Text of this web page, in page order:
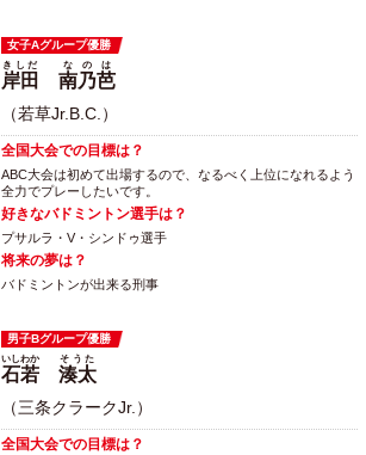
女子Aグループ優勝
岸田
きしだ
南乃芭
なのは
（若草Jr.B.C.）
全国大会での目標は？
ABC大会は初めて出場するので、なるべく上位になれるよう
全力でプレーしたいです。
好きなバドミントン選手は？
プサルラ・V・シンドゥ選手
将来の夢は？
バドミントンが出来る刑事
男子Bグループ優勝
石若
いしわか
湊太
そうた
（三条クラークJr.）
全国大会での目標は？